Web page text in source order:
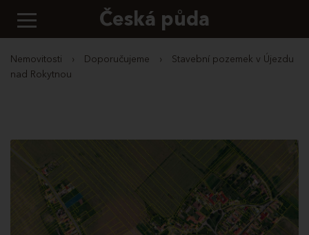
Česká půda
Nemovitosti › Doporučujeme ›
Stavební pozemek v Újezdu
nad Rokytnou